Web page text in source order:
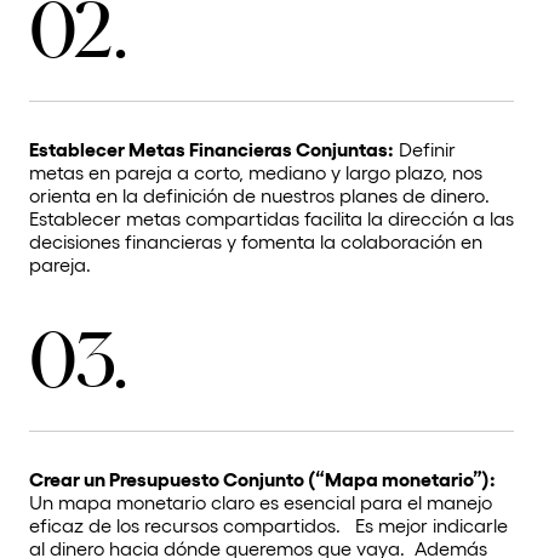
02.
Establecer Metas Financieras Conjuntas: Definir
metas en pareja a corto, mediano y largo plazo, nos
orienta en la definición de nuestros planes de dinero.
Establecer metas compartidas facilita la dirección a las
decisiones financieras y fomenta la colaboración en
pareja.
03.
Crear un Presupuesto Conjunto (“Mapa monetario”):
Un mapa monetario claro es esencial para el manejo
eficaz de los recursos compartidos. Es mejor indicarle
al dinero hacia dónde queremos que vaya. Además